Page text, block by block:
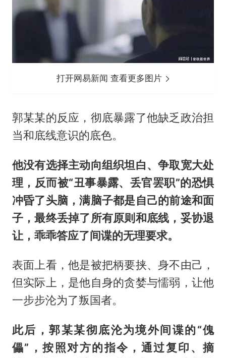
打开网易新闻 查看更多图片
郭某某的反应，彻底暴露了他缺乏政治担
当和底线意识的底色。
他没有选择主动向组织坦白、争取宽大处
理，反而被“丑事暴露、丢官罢职”的恐惧
冲昏了头脑，满脑子都是自己的前途和面
子，最终丢掉了所有原则和底线，妥协退
让，乖乖答应了间谍的无理要求。
表面上看，他是被把柄要挟、身不由己，
但实际上，是他自身的贪婪与懦弱，让他
一步步沦为了叛国者。
此后，郭某某彻底沦为境外间谍的“傀
儡”，按照对方的指令，通过复印、摘